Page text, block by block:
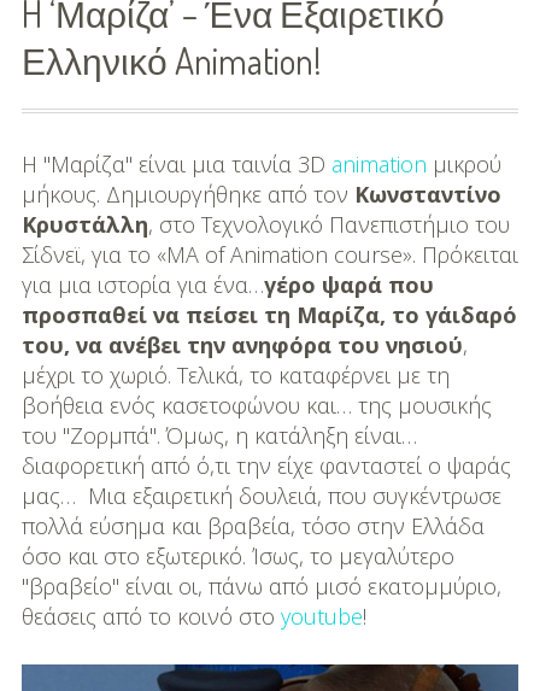
Διασκέδαση
Βάπτιση
Οργάνωση
Βάπτισης
Διάσημες
Βαπτίσεις
Σπίτι
Παιδικό Δωμάτιο
Deco
DIY
Διατροφή-Συνταγές
H ‘Μαρίζα’ – Ένα Εξαιρετικό
Ελληνικό Animation!
Η "Μαρίζα" είναι μια ταινία 3D animation μικρού
μήκους. Δημιουργήθηκε από τον Κωνσταντίνο
Κρυστάλλη, στο Τεχνολογικό Πανεπιστήμιο του
Σίδνεϊ, για το «MA of Animation course». Πρόκειται
για μια ιστορία για ένα…γέρο ψαρά που
προσπαθεί να πείσει τη Μαρίζα, το γάιδαρό
του, να ανέβει την ανηφόρα του νησιού,
μέχρι το χωριό. Τελικά, το καταφέρνει με τη
βοήθεια ενός κασετοφώνου και… της μουσικής
του "Ζορμπά". Όμως, η κατάληξη είναι…
διαφορετική από ό,τι την είχε φανταστεί ο ψαράς
μας… Μια εξαιρετική δουλειά, που συγκέντρωσε
πολλά εύσημα και βραβεία, τόσο στην Ελλάδα
όσο και στο εξωτερικό. Ίσως, το μεγαλύτερο
"βραβείο" είναι οι, πάνω από μισό εκατομμύριο,
θεάσεις από το κοινό στο youtube!